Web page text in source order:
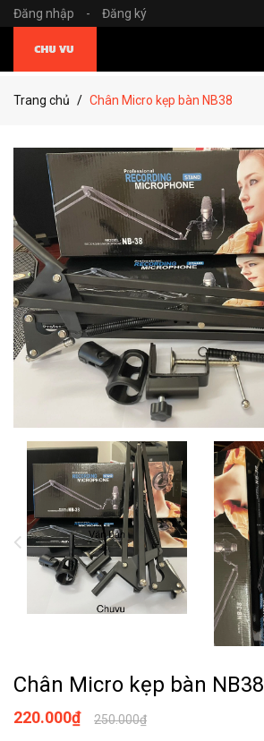
Đăng nhập - Đăng ký
Trang chủ Chân Micro kẹp bàn NB38
Chân Micro kẹp bàn NB38
250.000₫
220.000₫